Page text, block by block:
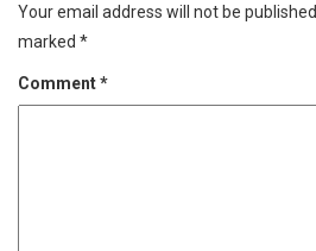
Your email address will not be published.
marked *
Comment*